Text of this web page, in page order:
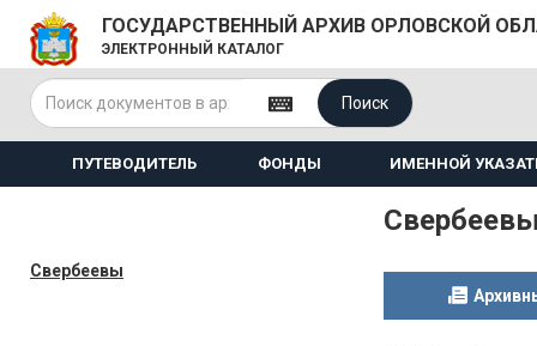
ГОСУДАРСТВЕННЫЙ АРХИВ ОРЛОВСКОЙ
ЭЛЕКТРОННЫЙ КАТАЛОГ
Поиск
ПУТЕВОДИТЕЛЬ ФОНДЫ ИМЕННОЙ
Свербеевы